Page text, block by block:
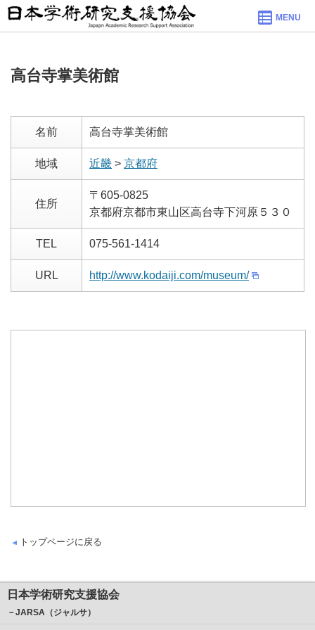
MENU
高台寺掌美術館
名前 高台寺掌美術館
地域 近畿 > 京都府
住所
〒605-0825
京都府京都市東山区高台寺下河原５３０
TEL 075-561-1414
URL http://www.kodaiji.com/museum/
トップページに戻る
日本学術研究支援協会
－JARSA（ジャルサ）